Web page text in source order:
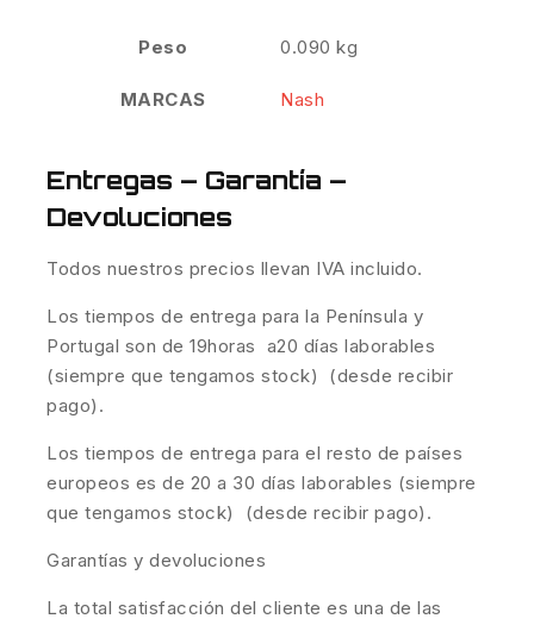
Peso 0.090 kg
MARCAS Nash
Entregas – Garantía –
Devoluciones
Todos nuestros precios llevan IVA incluido.
Los tiempos de entrega para la Península y
Portugal son de 19horas a20 días laborables
(siempre que tengamos stock) (desde recibir
pago).
Los tiempos de entrega para el resto de países
europeos es de 20 a 30 días laborables (siempre
que tengamos stock) (desde recibir pago).
Garantías y devoluciones
La total satisfacción del cliente es una de las